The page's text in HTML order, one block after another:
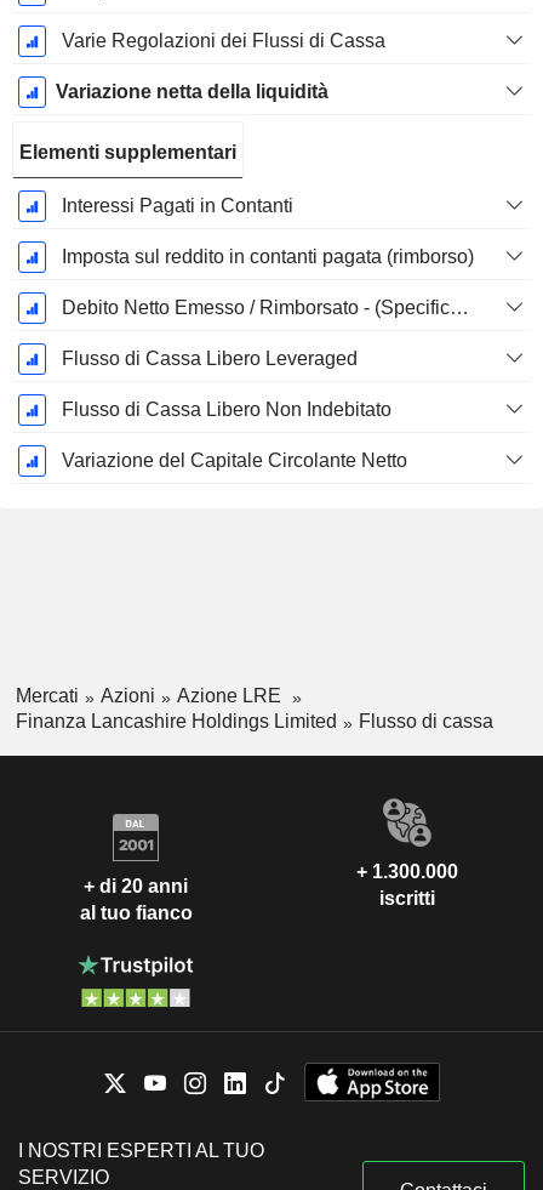
Varie Regolazioni dei Flussi di Cassa
Variazione netta della liquidità
Elementi supplementari
Interessi Pagati in Contanti
Imposta sul reddito in contanti pagata (rimborso)
Debito Netto Emesso / Rimborsato - (Specifico al Modello)
Flusso di Cassa Libero Leveraged
Flusso di Cassa Libero Non Indebitato
Variazione del Capitale Circolante Netto
Mercati Azioni
Azione LRE
Finanza Lancashire Holdings Limited
Flusso di cassa
+ di 20 anni
al tuo fianco
+ 1.300.000
iscritti
I NOSTRI ESPERTI AL TUO
SERVIZIO